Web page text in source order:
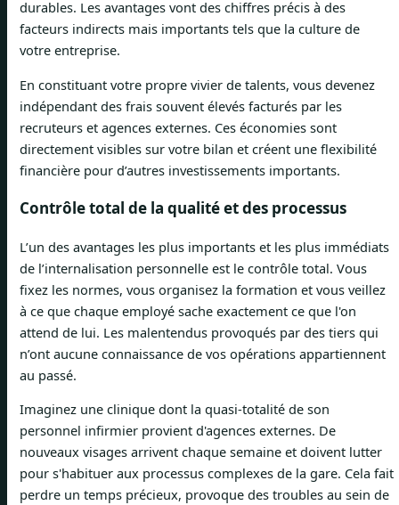
durables. Les avantages vont des chiffres précis à des
facteurs indirects mais importants tels que la culture de
votre entreprise.
En constituant votre propre vivier de talents, vous devenez
indépendant des frais souvent élevés facturés par les
recruteurs et agences externes. Ces économies sont
directement visibles sur votre bilan et créent une flexibilité
financière pour d’autres investissements importants.
Contrôle total de la qualité et des processus
L’un des avantages les plus importants et les plus immédiats
de l’internalisation personnelle est le contrôle total. Vous
fixez les normes, vous organisez la formation et vous veillez
à ce que chaque employé sache exactement ce que l'on
attend de lui. Les malentendus provoqués par des tiers qui
n’ont aucune connaissance de vos opérations appartiennent
au passé.
Imaginez une clinique dont la quasi-totalité de son
personnel infirmier provient d'agences externes. De
nouveaux visages arrivent chaque semaine et doivent lutter
pour s'habituer aux processus complexes de la gare. Cela fait
perdre un temps précieux, provoque des troubles au sein de